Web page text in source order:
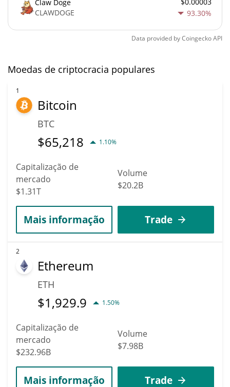
Claw Doge
CLAWDOGE
93.30%
Data provided byCoingeckoAPI
Moedas de criptocracia populares
1
Bitcoin
BTC
$65,218 1.10%
Capitalização de
mercado
$1.31T
Volume
$20.2B
Mais informação Trade
2
Ethereum
ETH
$1,929.9 1.50%
Capitalização de
mercado
$232.96B
Volume
$7.98B
Mais informação Trade